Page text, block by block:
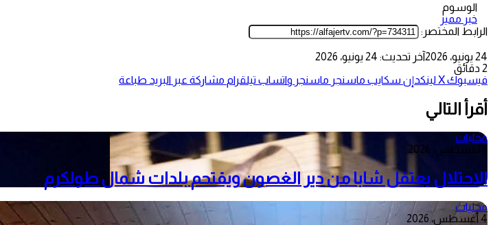
الوسوم
خبر مميز
الرابط المختصر:
24 يونيو، 2026
آخر تحديث: 24 يونيو، 2026
2 دقائق
فيسبوك‫Xلينكدإن سكايب ماسنجر ماسنجر واتساب تيلقرام مشاركة عبر البريد طباعة
أقرأ التالي
محليات
6 أغسطس، 2026
الاحتلال يعتقل شابا من دير الغصون ويقتحم بلدات شمال طولكرم
محليات
4 أغسطس، 2026